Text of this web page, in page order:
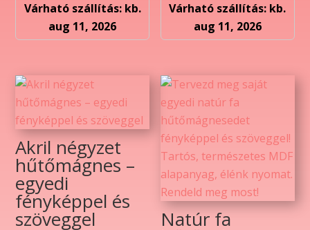
Várható szállítás: kb.
aug 11, 2026
Várható szállítás: kb.
aug 11, 2026
Akril négyzet
hűtőmágnes –
egyedi
fényképpel és
szöveggel Natúr fa